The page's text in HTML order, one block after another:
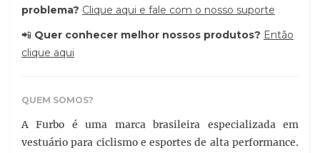
problema? Clique aqui e fale com o nosso suporte
📲 Quer conhecer melhor nossos produtos? Então
clique aqui
QUEM SOMOS?
A Furbo é uma marca brasileira especializada em
vestuário para ciclismo e esportes de alta performance.